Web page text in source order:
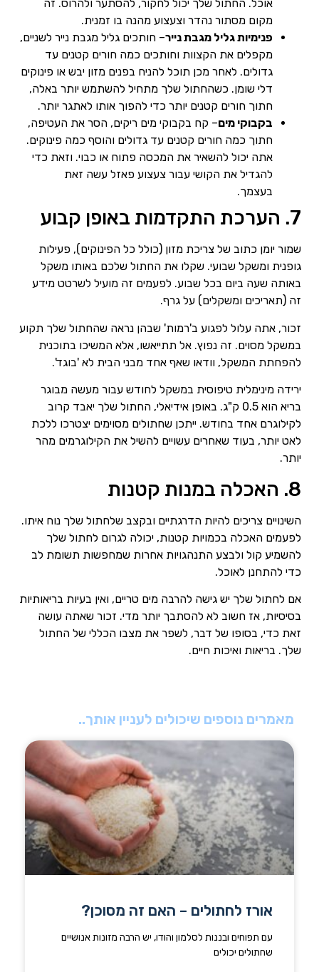
אוכל. החתול שלך יכול לחקור, להסתער ולהרוס. זה
מקום מסתור נהדר וצעצוע מהנה בו זמנית.
פנימיות גליל מגבת נייר– חותכים גליל מגבת נייר לשניים,
מקפלים את הקצוות וחותכים כמה חורים קטנים עד
גדולים. לאחר מכן תוכל להניח בפנים מזון יבש או פינוקים
דלי שומן. כשהחתול שלך מתחיל להשתמש יותר באלה,
חתוך חורים קטנים יותר כדי להפוך אותו לאתגר יותר.
בקבוקי מים– קח בקבוקי מים ריקים, הסר את העטיפה,
חתוך כמה חורים קטנים עד גדולים והוסף כמה פינוקים.
אתה יכול להשאיר את המכסה פתוח או כבוי. וזאת כדי
להגדיל את הקושי עבור צעצוע פאזל עשה זאת
בעצמך.
7. הערכת התקדמות באופן קבוע
שמור יומן כתוב של צריכת מזון (כולל כל הפינוקים), פעילות
גופנית ומשקל שבועי. שקלו את החתול שלכם באותו משקל
באותה שעה ביום בכל שבוע. לפעמים זה מועיל לשרטט מידע
זה (תאריכים ומשקלים) על גרף.
זכור, אתה עלול לפגוע ב'רמות' שבהן נראה שהחתול שלך תקוע
במשקל מסוים. זה נפוץ. אל תתייאשו, אלא המשיכו בתוכנית
להפחתת המשקל, וודאו שאף אחד מבני הבית לא 'בוגד'.
ירידה מינימלית טיפוסית במשקל לחודש עבור מעשה מבוגר
בריא הוא 0.5 ק"ג. באופן אידיאלי, החתול שלך יאבד קרוב
לקילוגרם אחד בחודש. ייתכן שחתולים מסוימים יצטרכו ללכת
לאט יותר, בעוד שאחרים עשויים להשיל את הקילוגרמים מהר
יותר.
8. האכלה במנות קטנות
השינויים צריכים להיות הדרגתיים ובקצב שלחתול שלך נוח איתו.
לפעמים האכלה בכמויות קטנות, יכולה לגרום לחתול שלך
להשמיע קול ולבצע התנהגויות אחרות שמחפשות תשומת לב
כדי להתחנן לאוכל.
אם לחתול שלך יש גישה להרבה מים טריים, ואין בעיות בריאותיות
בסיסיות, אז חשוב לא להסתבך יותר מדי. זכור שאתה עושה
זאת כדי, בסופו של דבר, לשפר את מצבו הכללי של החתול
שלך. בריאות ואיכות חיים.
מאמרים נוספים שיכולים לעניין אותך..
אורז לחתולים – האם זה מסוכן?
עם תפוחים ובננות לסלמון והודו, יש הרבה מזונות אנושיים
שחתולים יכולים